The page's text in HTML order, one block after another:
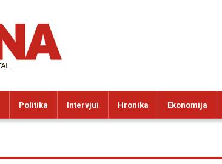
Politika Intervjui Hronika Ekonomija